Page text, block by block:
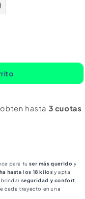
hasta 3 cuotas
para tuser más querido y
hasta los 18 kilos y apta
brindar seguridad y confort,
cada trayecto en una